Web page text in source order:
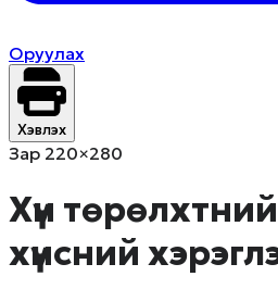
Оруулах
Хэвлэх
Зар 220×280
Хүн
хүнсний